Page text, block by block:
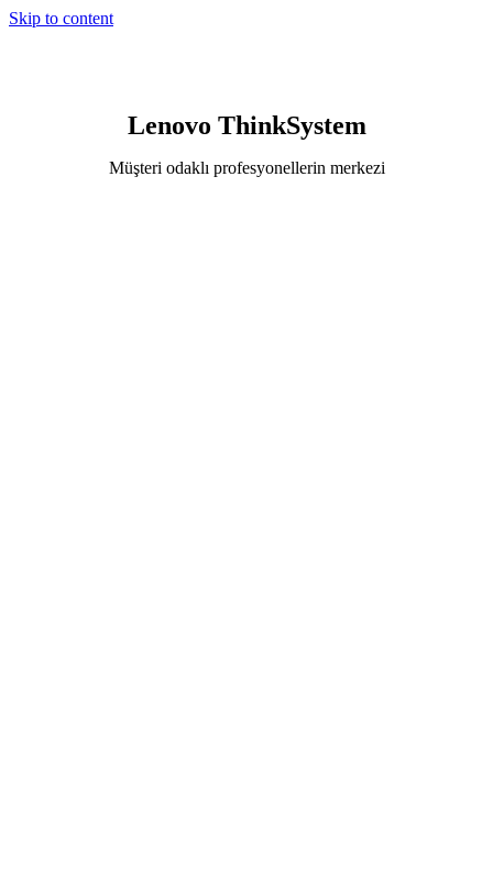
Skip to content
Lenovo ThinkSystem
Müşteri odaklı profesyonellerin merkezi